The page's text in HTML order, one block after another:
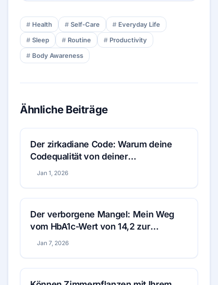
Health Self-Care
Everyday Life
Sleep
Routine
Productivity
Body Awareness
Ähnliche Beiträge
Der zirkadiane Code: Warum deine
Codequalität von deiner
Lichtexposition abhängt
Jan 1, 2026
Der verborgene Mangel: Mein Weg
vom HbA1c-Wert von 14,2 zur
metabolischen Erholung
Jan 7, 2026